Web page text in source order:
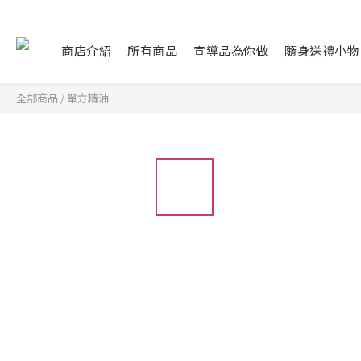
商店介紹 所有商品 宣導品為你做 隨身送禮小物
全部商品 / 單方精油